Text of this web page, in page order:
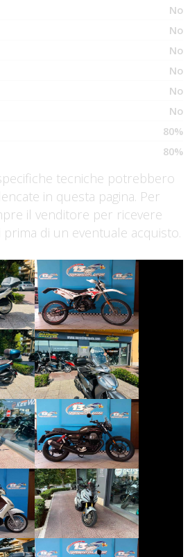
No
No
No
No
No
No
80%
80%
tecniche potrebbero
in questa pagina. Per
il venditore per ricevere
di un eventuale acquisto.
BETAMOTOR
ENDURO
€
HONDA SH
€ 2.990 €
€
MOTO-GUZZI V7
€ 8.190 €
€
HONDA X-ADV
€ 8.990 €
€ € 3.490 €